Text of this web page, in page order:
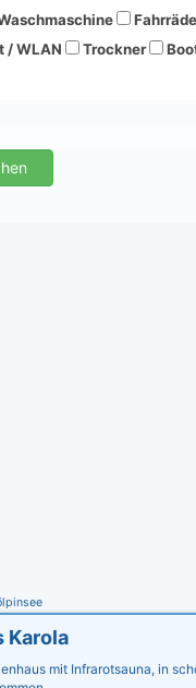
/ WLAN Trockner
Karola
mit Infrarotsauna, in